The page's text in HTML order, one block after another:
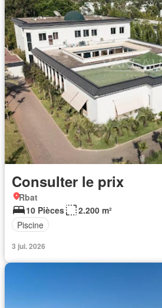
Consulter le prix
Rbat
10 Pièces
2.200 m²
Piscine
3 jui. 2026